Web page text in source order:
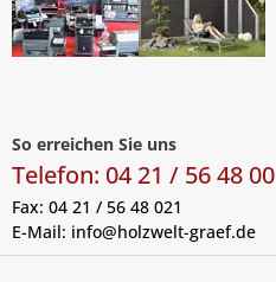
So erreichen Sie uns
Telefon: 04 21 / 56 48 00
Fax: 04 21 / 56 48 021
E-Mail: info@holzwelt-graef.de